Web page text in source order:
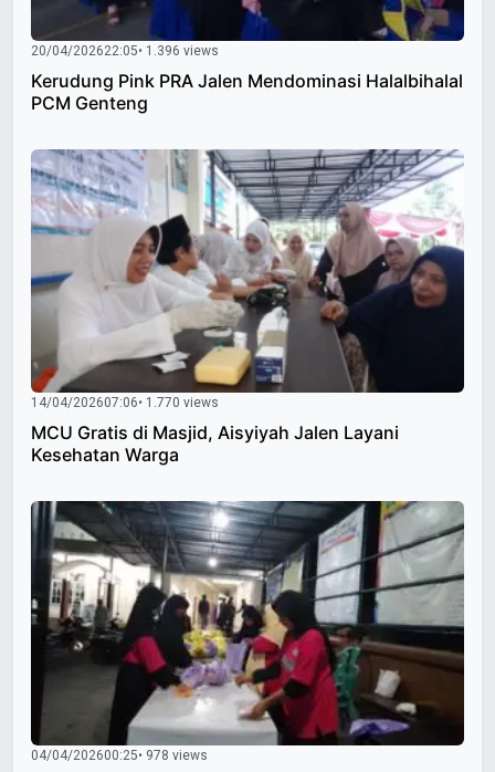
20/04/202622:05• 1.396 views
Kerudung Pink PRA Jalen Mendominasi Halalbihalal
PCM Genteng
14/04/202607:06• 1.770 views
MCU Gratis di Masjid, Aisyiyah Jalen Layani
Kesehatan Warga
04/04/202600:25• 978 views